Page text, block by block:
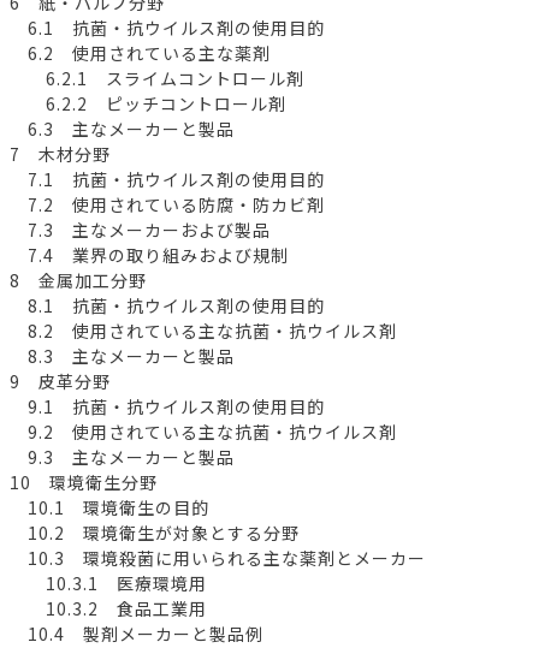
6.1 抗菌・抗ウイルス剤の使用目的
6.2 使用されている主な薬剤
6.2.1 スライムコントロール剤
6.2.2 ピッチコントロール剤
6.3 主なメーカーと製品
7 木材分野
7.1 抗菌・抗ウイルス剤の使用目的
7.2 使用されている防腐・防カビ剤
7.3 主なメーカーおよび製品
7.4 業界の取り組みおよび規制
8 金属加工分野
8.1 抗菌・抗ウイルス剤の使用目的
8.2 使用されている主な抗菌・抗ウイルス剤
8.3 主なメーカーと製品
9 皮革分野
9.1 抗菌・抗ウイルス剤の使用目的
9.2 使用されている主な抗菌・抗ウイルス剤
9.3 主なメーカーと製品
10 環境衛生分野
10.1 環境衛生の目的
10.2 環境衛生が対象とする分野
10.3 環境殺菌に用いられる主な薬剤とメーカー
10.3.1 医療環境用
10.3.2 食品工業用
10.4 製剤メーカーと製品例